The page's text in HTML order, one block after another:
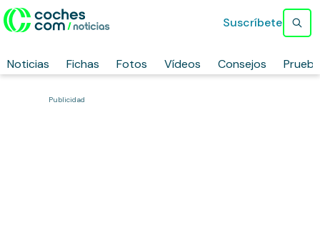
Noticias Fichas Fotos Vídeos Consejos
Suscríbete
Publicidad